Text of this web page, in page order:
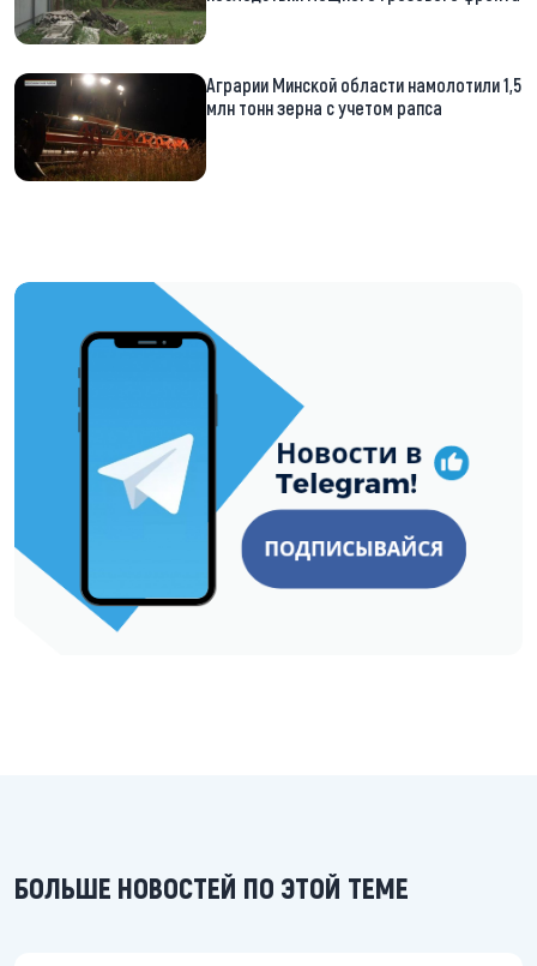
Аграрии Минской области намолотили 1,5
млн тонн зерна с учетом рапса
https://t.me/minskctvby
БОЛЬШЕ НОВОСТЕЙ ПО ЭТОЙ ТЕМЕ